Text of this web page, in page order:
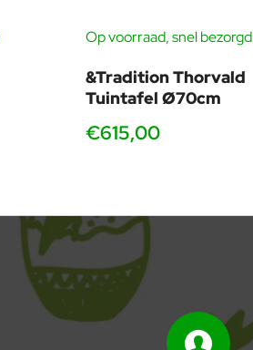
Op voorraad, snel bezorgd
&Tradition Thorvald
Tuintafel Ø70cm
€615,00